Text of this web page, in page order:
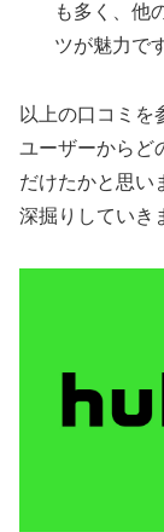
も多く、他
ツが魅力で
以上の口コミを
ユーザーからど
だけたかと思い
深掘りしていき